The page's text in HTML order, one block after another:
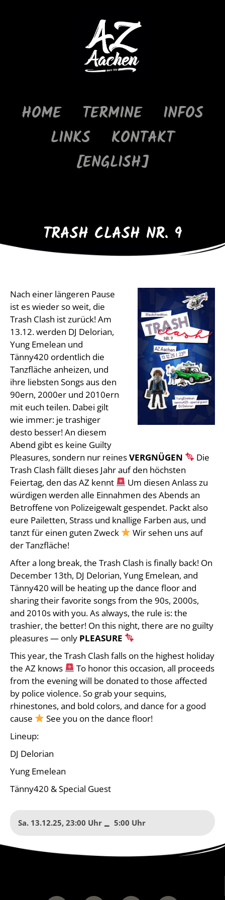
HOME TERMINE
INFOS
LINKS
KONTAKT
[ENGLISH]
TRASH CLASH NR. 9
Nach einer längeren Pause
ist es wieder so weit, die
Trash Clash ist zurück! Am
13.12. werden DJ Delorian,
Yung Emelean und
Tänny420 ordentlich die
Tanzfläche anheizen, und
ihre liebsten Songs aus den
90ern, 2000er und 2010ern
mit euch teilen. Dabei gilt
wie immer: je trashiger
desto besser! An diesem
Abend gibt es keine Guilty
Pleasures, sondern nur reinesVERGNÜGEN
Die
Trash Clash fällt dieses Jahr auf den höchsten
Feiertag, den das AZ kennt
Um diesen Anlass zu
würdigen werden alle Einnahmen des Abends an
Betroffene von Polizeigewalt gespendet. Packt also
eure Pailetten, Strass und knallige Farben aus, und
tanzt für einen guten Zweck
Wir sehen uns auf
der Tanzfläche!
After a long break, the Trash Clash is finally back! On
December 13th, DJ Delorian, Yung Emelean, and
Tänny420 will be heating up the dance floor and
sharing their favorite songs from the 90s, 2000s,
and 2010s with you. As always, the rule is: the
trashier, the better! On this night, there are no guilty
pleasures — only PLEASURE
This year, the Trash Clash falls on the highest holiday
the AZ knows
To honor this occasion, all proceeds
from the evening will be donated to those affected
by police violence. So grab your sequins,
rhinestones, and bold colors, and dance for a good
cause
See you on the dance floor!
Lineup:
DJ Delorian
Yung Emelean
Tänny420 & Special Guest
Sa. 13.12.25, 23:00 5:00